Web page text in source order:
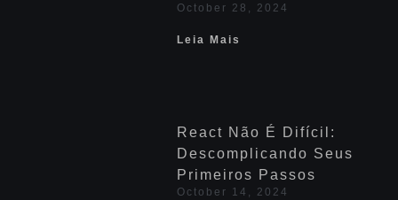
October 28, 2024
Leia Mais
React Não É Difícil:
Descomplicando Seus
Primeiros Passos
October 14, 2024